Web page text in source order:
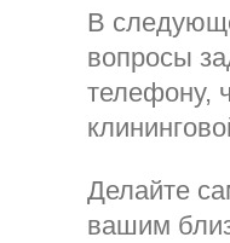
В
вопросы
телефону,
Делайте
вашим